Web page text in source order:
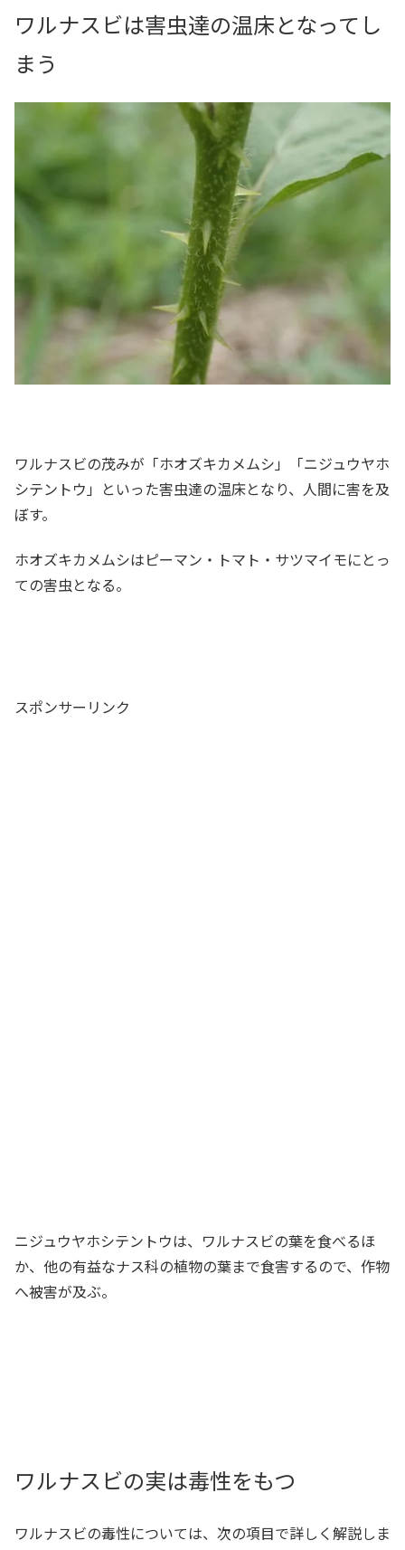
ワルナスビは害虫達の温床となってし
まう
ワルナスビの茂みが「ホオズキカメムシ」「ニジュウヤホ
シテントウ」といった害虫達の温床となり、人間に害を及
ぼす。
ホオズキカメムシはピーマン・トマト・サツマイモにとっ
ての害虫となる。
スポンサーリンク
ニジュウヤホシテントウは、ワルナスビの葉を食べるほ
か、他の有益なナス科の植物の葉まで食害するので、作物
へ被害が及ぶ。
ワルナスビの実は毒性をもつ
ワルナスビの毒性については、次の項目で詳しく解説しま